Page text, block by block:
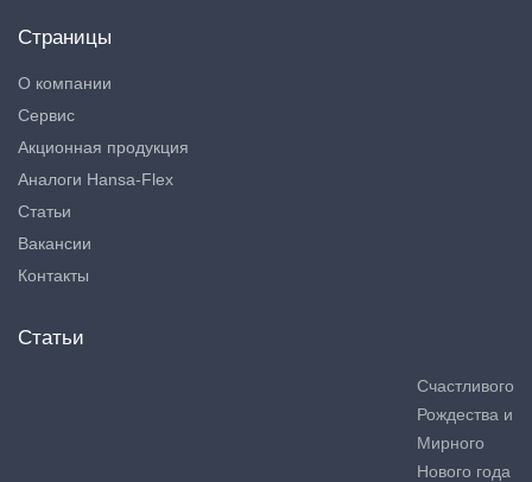
Страницы
О компании
Сервис
Акционная продукция
Аналоги Hansa-Flex
Статьи
Вакансии
Контакты
Статьи
Счастливого
Рождества и
Мирного
Нового года